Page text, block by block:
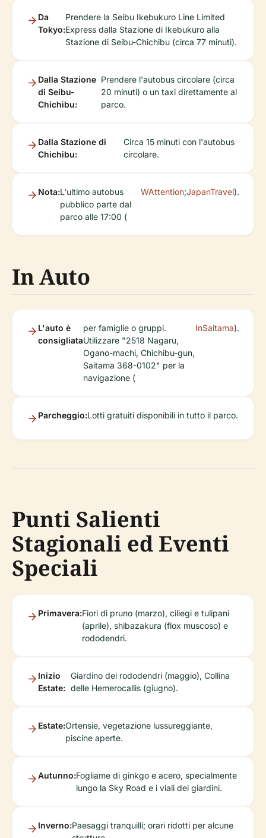
Da
Tokyo:
Prendere la Seibu Ikebukuro Line Limited
Express dalla Stazione di Ikebukuro alla
Stazione di Seibu-Chichibu (circa 77 minuti).
Dalla Stazione
di Seibu-
Chichibu:
Prendere l'autobus circolare (circa
20 minuti) o un taxi direttamente al
parco.
Dalla Stazione di
Chichibu:
Circa 15 minuti con l'autobus
circolare.
Nota:L'ultimo autobus
pubblico parte dal
parco alle 17:00 (
WAttention;JapanTravel).
In Auto
L'auto è
consigliata
per famiglie o gruppi.
Utilizzare "2518 Nagaru,
Ogano-machi, Chichibu-gun,
Saitama 368-0102" per la
navigazione (
InSaitama).
Parcheggio:Lotti gratuiti disponibili in tutto il parco.
Punti Salienti
Stagionali ed Eventi
Speciali
Primavera:Fiori di pruno (marzo), ciliegi e tulipani
(aprile), shibazakura (flox muscoso) e
rododendri.
Inizio
Estate:
Giardino dei rododendri (maggio), Collina
delle Hemerocallis (giugno).
Estate:Ortensie, vegetazione lussureggiante,
piscine aperte.
Autunno:Fogliame di ginkgo e acero, specialmente
lungo la Sky Road e i viali dei giardini.
Inverno:Paesaggi tranquilli; orari ridotti per alcune